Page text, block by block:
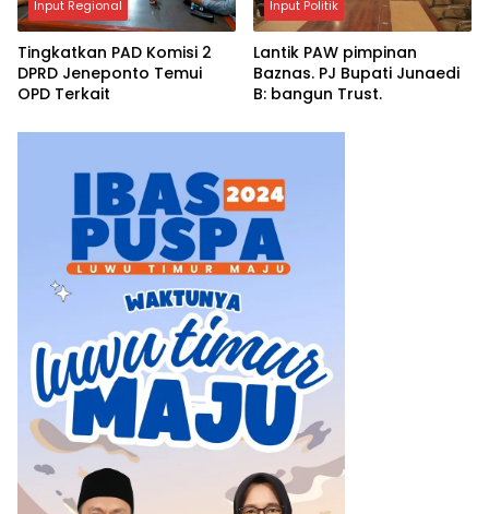
Input Regional
Tingkatkan PAD Komisi 2
DPRD Jeneponto Temui
OPD Terkait
Input Politik
Lantik PAW pimpinan
Baznas. PJ Bupati Junaedi
B: bangun Trust.